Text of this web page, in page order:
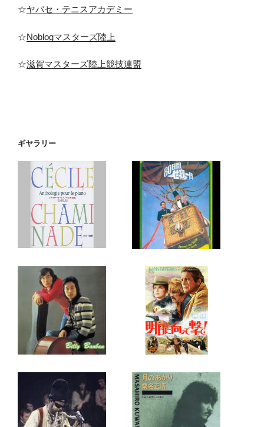
☆ヤバセ・テニスアカデミー
☆Noblogマスターズ陸上
☆滋賀マスターズ陸上競技連盟
ギヤラリー